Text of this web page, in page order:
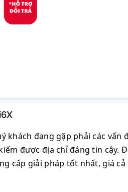
khách đang gặp phải các vấn
được địa chỉ đáng tin cậy.
cấp giải pháp tốt nhất, giá cả